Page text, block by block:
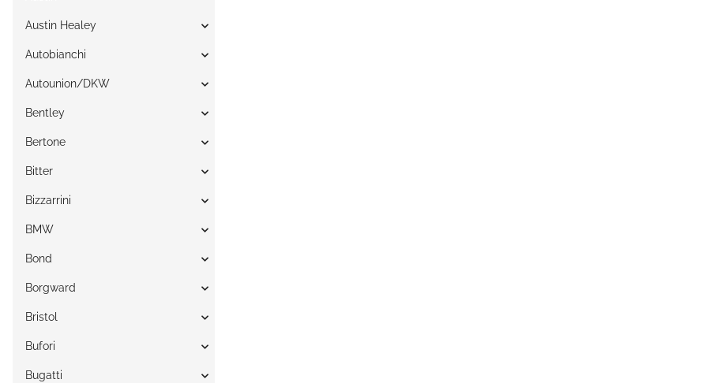
Austin Healey
Autobianchi
Autounion/DKW
Bentley
Bertone
Bitter
Bizzarrini
BMW
Bond
Borgward
Bristol
Bufori
Bugatti